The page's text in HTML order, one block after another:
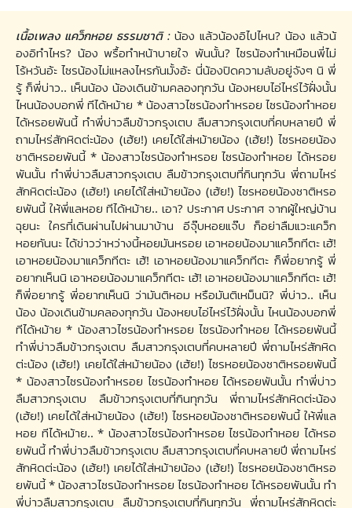
เนื้อเพลง แคว็กหอย ธรรมชาติ :น้อง แล้วน้องอิไปไหน? น้อง แล้วน้
องอิทำไหร? น้อง พรื้อทำหน้าบายใจ พันนั้น? ไซรน้องทำเหมือนพี่ไม่
โร้หวันอ้ะ ไซรน้องไม่แหลงไหรกันมั้งอ้ะ นี่น้องปิดความลับอยู่จังๆ นิ พี่
รู้ ก็พี่บ่าว.. เห็นน้อง น้องเดินข้ามคลองทุกวัน น้องหยบไอ่ไหร่ไว้ฝั่งนั้น
ไหนน้องบอกพี่ ทีได้หม้าย * น้องสาวไซรน้องทำหรอย ไซรน้องทำหอย
ได้หรอยพันนี้ ทำพี่บ่าวลืมข้าวกรุงเตบ ลืมสาวกรุงเตบที่คบหลายปี พี่
ถามไหร่สักหิดต่ะน้อง (เฮ้ย!) เคยได้ใส่หม้ายน้อง (เฮ้ย!) ไซรหอยน้อง
ชาติหรอยพันนี้ * น้องสาวไซรน้องทำหรอย ไซรน้องทำหอย ได้หรอย
พันนั้น ทำพี่บ่าวลืมสาวกรุงเตบ ลืมข้าวกรุงเตบที่กินทุกวัน พี่ถามไหร่
สักหิดต่ะน้อง (เฮ้ย!) เคยได้ใส่หม้ายน้อง (เฮ้ย!) ไซรหอยน้องชาติหรอ
ยพันนี้ ให้พี่แลหอย ทีได้หม้าย.. เอา? ประกาศ ประกาศ จากผู้ใหญ่บ้าน
ฉุยนะ ใครที่เดินผ่านไปผ่านมาบ้าน อีจุ๊บหอยแจ๊บ ก็อย่าลืมแวะแคว็ก
หอยกันนะ ได้ข่าวว่าหว่างนี้หอยมันหรอย เอาหอยน้องมาแคว็กทีตะ เฮ้!
เอาหอยน้องมาแคว็กทีตะ เฮ้! เอาหอยน้องมาแคว็กทีตะ ก็พี่อยากรู้ พี่
อยากเห็นนิ เอาหอยน้องมาแคว็กทีตะ เฮ้! เอาหอยน้องมาแคว็กทีตะ เฮ้!
ก็พี่อยากรู้ พี่อยากเห็นนิ ว่ามันติหอม หรือมันติเหม็นนิ? พี่บ่าว.. เห็น
น้อง น้องเดินข้ามคลองทุกวัน น้องหยบไอ่ไหร่ไว้ฝั่งนั้น ไหนน้องบอกพี่
ทีได้หม้าย * น้องสาวไซรน้องทำหรอย ไซรน้องทำหอย ได้หรอยพันนี้
ทำพี่บ่าวลืมข้าวกรุงเตบ ลืมสาวกรุงเตบที่คบหลายปี พี่ถามไหร่สักหิด
ต่ะน้อง (เฮ้ย!) เคยได้ใส่หม้ายน้อง (เฮ้ย!) ไซรหอยน้องชาติหรอยพันนี้
* น้องสาวไซรน้องทำหรอย ไซรน้องทำหอย ได้หรอยพันนั้น ทำพี่บ่าว
ลืมสาวกรุงเตบ ลืมข้าวกรุงเตบที่กินทุกวัน พี่ถามไหร่สักหิดต่ะน้อง
(เฮ้ย!) เคยได้ใส่หม้ายน้อง (เฮ้ย!) ไซรหอยน้องชาติหรอยพันนี้ ให้พี่แล
หอย ทีได้หม้าย.. * น้องสาวไซรน้องทำหรอย ไซรน้องทำหอย ได้หรอ
ยพันนี้ ทำพี่บ่าวลืมข้าวกรุงเตบ ลืมสาวกรุงเตบที่คบหลายปี พี่ถามไหร่
สักหิดต่ะน้อง (เฮ้ย!) เคยได้ใส่หม้ายน้อง (เฮ้ย!) ไซรหอยน้องชาติหรอ
ยพันนี้ * น้องสาวไซรน้องทำหรอย ไซรน้องทำหอย ได้หรอยพันนั้น ทำ
พี่บ่าวลืมสาวกรุงเตบ ลืมข้าวกรุงเตบที่กินทุกวัน พี่ถามไหร่สักหิดต่ะ